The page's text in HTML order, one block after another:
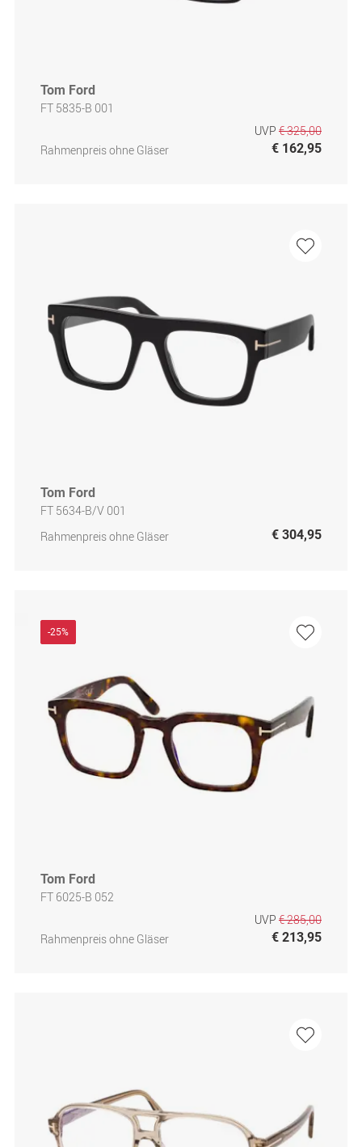
Tom Ford
FT 5835-B 001
Rahmenpreis ohne Gläser
UVP € 325,00
€ 162,95
Tom Ford
FT 5634-B/V 001
Rahmenpreis ohne Gläser
€ 304,95
-25%
Tom Ford
FT 6025-B 052
Rahmenpreis ohne Gläser
UVP € 285,00
€ 213,95